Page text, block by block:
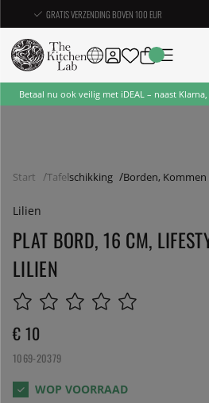
GRATIS VERZENDING BOVEN 100 EUR
Betaal nu ook veilig met iDEAL – naast
Start Tafelschikking Borden, Kommen
Lilien
PLAT BORD, 16 CM,
LILIEN
€ 10
1069-20379